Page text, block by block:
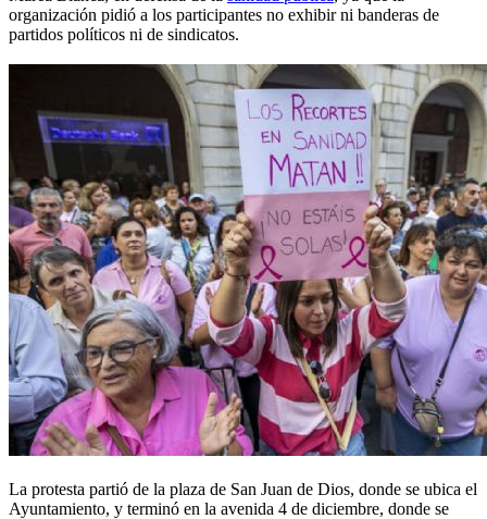
organización pidió a los participantes no exhibir ni banderas de
partidos políticos ni de sindicatos.
La protesta partió de la plaza de San Juan de Dios, donde se ubica el
Ayuntamiento, y terminó en la avenida 4 de diciembre, donde se